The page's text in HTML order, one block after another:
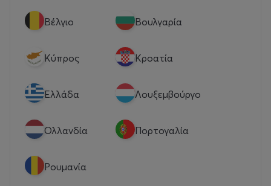
Βέλγιο Βουλγαρία
Κύπρος Κροατία
Eλλάδα Λουξεμβούργο
Ολλανδία Πορτογαλία
Ρουμανία